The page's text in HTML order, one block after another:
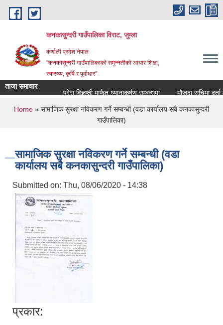
Skip to main content
कनकासुन्दरी गाउँपालिका विराट, जुम्ला
कर्णाली प्रदेश नेपाल
"कनकासुन्दरी गाउँपालिकाको समुन्नतीको आधार शिक्षा,
स्वास्थ्य, कृर्षि र पूर्वाधार"
ताजा समाचार
प्रेस विज्ञप्ती मार्फत ध्यानाकर्षण सम्बन्धमा
मौजुदा सुचिमा दर्ता वा
You are here
Home » सामाजिक सुरक्षा नविकरण गर्ने सम्बन्धी (वडा कार्यालय सबै कनकासुन्दरी
गाउँपालिका)
सामाजिक सुरक्षा नविकरण गर्ने सम्बन्धी (वडा
कार्यालय सबै कनकासुन्दरी गाउँपालिका)
Submitted on: Thu, 08/06/2020 - 14:38
प्रकार: